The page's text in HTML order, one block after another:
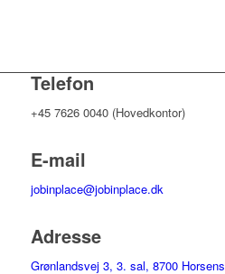
Telefon
+45 7626 0040 (Hovedkontor)
E-mail
jobinplace@jobinplace.dk
Adresse
Grønlandsvej 3, 3. sal, 8700 Horsens